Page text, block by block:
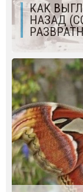
КАК
НАЗАД